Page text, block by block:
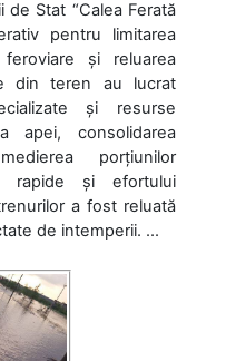
Stat “Calea Ferată
pentru limitarea
și reluarea
din teren au lucrat
și resurse
apei, consolidarea
porțiunilor
rapide și efortului
a fost reluată
de intemperii. ...